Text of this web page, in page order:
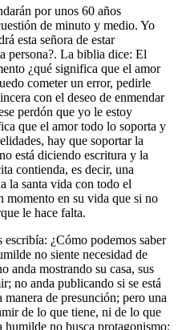
por unos 60 años
de minuto y medio. Yo
esta señora de estar
persona?. La biblia dice: El
¿qué significa que el amor
cometer un error, pedirle
con el deseo de enmendar
perdón que yo le estoy
que el amor todo lo soporta y
hay que soportar la
está diciendo escritura y la
contienda, es decir, una
la santa vida con todo el
momento en su vida que si no
le hace falta.
¿Cómo podemos saber
no siente necesidad de
anda mostrando su casa, sus
no anda publicando si se está
de presunción; pero una
de lo que tiene, ni de lo que
humilde no busca protagonismo;